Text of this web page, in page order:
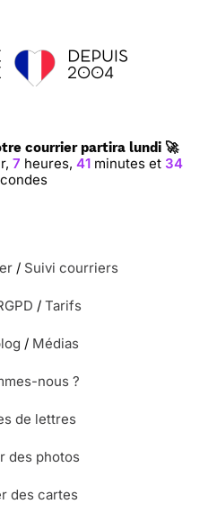
courrier partira lundi 🚀
7 heures, 41 minutes et 33
/ Suivi courriers
/ Tarifs
/ Médias
nous ?
de lettres
des photos
des cartes